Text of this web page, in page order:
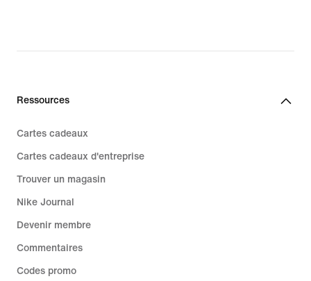
Ressources
Cartes cadeaux
Cartes cadeaux d'entreprise
Trouver un magasin
Nike Journal
Devenir membre
Commentaires
Codes promo